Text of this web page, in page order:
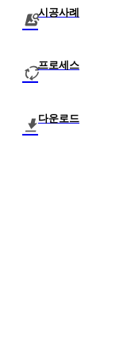
시공사례
프로세스
다운로드